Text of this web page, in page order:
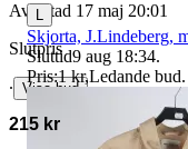
Avslutad 17 maj 20:01
Slutpris
∙ Visa bud
215 kr
Skjorta, J.Lindeberg,
Sluttid9 aug 18:34.
Pris:1 kr,Ledande bud.